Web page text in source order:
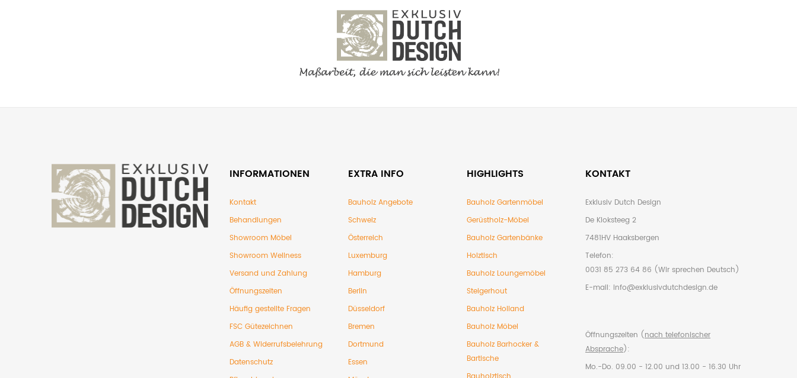
INFORMATIONEN
Kontakt
Behandlungen
Showroom Möbel
Showroom Wellness
Versand und Zahlung
Öffnungszeiten
Häufig gestellte Fragen
FSC Gütezeichnen
AGB & Widerrufsbelehrung
Datenschutz
EXTRA INFO
Bauholz Angebote
Schweiz
Österreich
Luxemburg
Hamburg
Berlin
Düsseldorf
Bremen
Dortmund
Essen
HIGHLIGHTS
Bauholz Gartenmöbel
Gerüstholz-Möbel
Bauholz Gartenbänke
Holztisch
Bauholz Loungemöbel
Steigerhout
Bauholz Holland
Bauholz Möbel
Bauholz Barhocker &
Bartische
KONTAKT
Exklusiv Dutch Design
De Kloksteeg 2
7481HV Haaksbergen
Telefon:
0031 85 273 64 86 (Wir sprechen Deutsch)
E-mail: info@exklusivdutchdesign.de
Öffnungszeiten (nach telefonischer
Absprache):
Mo.-Do. 09.00 - 12.00 und 13.00 - 16.30 Uhr